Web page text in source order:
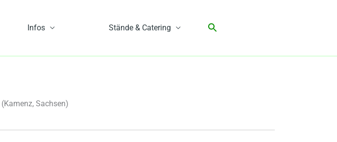
Infos Stände & Catering
(Kamenz, Sachsen)